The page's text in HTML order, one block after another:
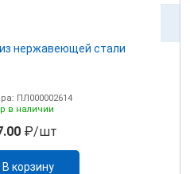
нержавеющей стали
ПЛ000002614
в наличии
₽/шт
В корзину